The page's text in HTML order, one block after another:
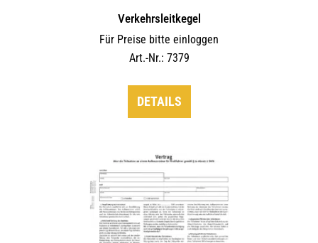
Verkehrsleitkegel
Für Preise bitte einloggen
Art.-Nr.: 7379
DETAILS